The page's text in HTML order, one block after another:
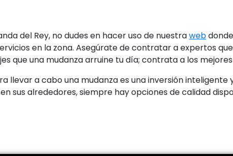
del Rey, no dudes en hacer uso de nuestraweb
en la zona. Asegúrate de contratar a expertos
que una mudanza arruine tu día; contrata a los
llevar a cabo una mudanza es una inversión
sus alrededores, siempre hay opciones de calidad